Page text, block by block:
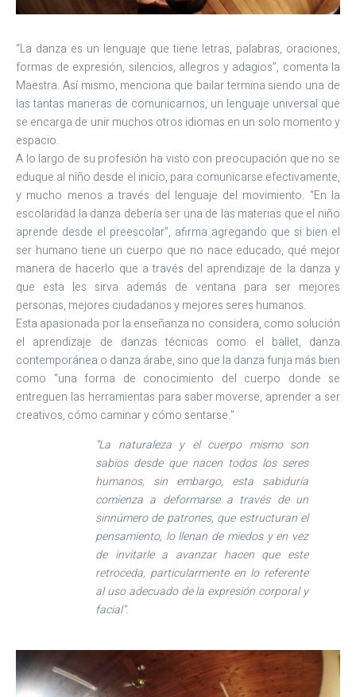
“La danza es un lenguaje que tiene letras, palabras, oraciones,
formas de expresión, silencios, allegros y adagios”, comenta la
Maestra. Así mismo, menciona que bailar termina siendo una de
las tantas maneras de comunicarnos, un lenguaje universal que
se encarga de unir muchos otros idiomas en un solo momento y
espacio.
A lo largo de su profesión ha visto con preocupación que no se
eduque al niño desde el inicio, para comunicarse efectivamente,
y mucho menos a través del lenguaje del movimiento. “En la
escolaridad la danza debería ser una de las materias que el niño
aprende desde el preescolar”, afirma agregando que si bien el
ser humano tiene un cuerpo que no nace educado, qué mejor
manera de hacerlo que a través del aprendizaje de la danza y
que esta les sirva además de ventana para ser mejores
personas, mejores ciudadanos y mejores seres humanos.
Esta apasionada por la enseñanza no considera, como solución
el aprendizaje de danzas técnicas como el ballet, danza
contemporánea o danza árabe, sino que la danza funja más bien
como “una forma de conocimiento del cuerpo donde se
entreguen las herramientas para saber moverse, aprender a ser
creativos, cómo caminar y cómo sentarse.”
“La naturaleza y el cuerpo mismo son
sabios desde que nacen todos los seres
humanos, sin embargo, esta sabiduría
comienza a deformarse a través de un
sinnúmero de patrones, que estructuran el
pensamiento, lo llenan de miedos y en vez
de invitarle a avanzar hacen que este
retroceda, particularmente en lo referente
al uso adecuado de la expresión corporal y
facial”.